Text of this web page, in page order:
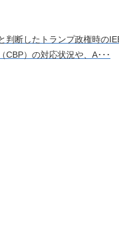
判断したトランプ政権時の
CBP）の対応状況や、A･･･